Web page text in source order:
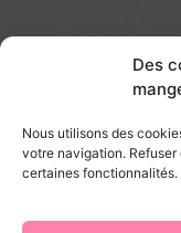
Des
Nous utilisons des
votre navigation.
certaines fonctionnalités.